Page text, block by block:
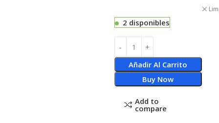
2 disponibles
Añadir Al Carrito
Buy Now
Add to
compare